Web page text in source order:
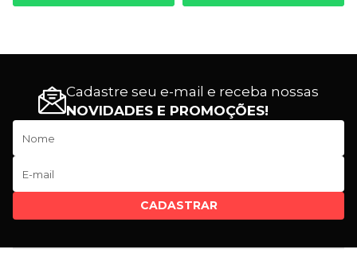
Cadastre seu e-mail e receba nossas
NOVIDADES E PROMOÇÕES!
CADASTRAR